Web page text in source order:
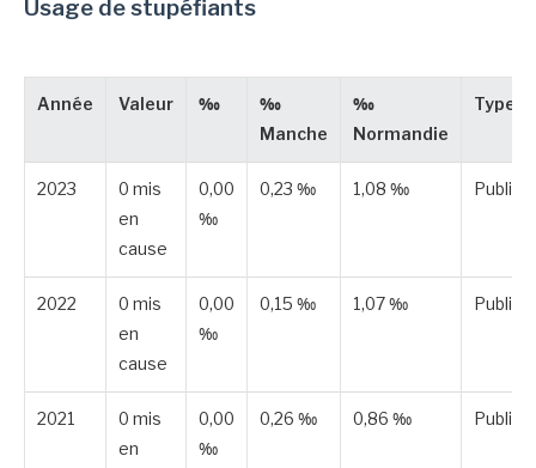
Usage de stupéfiants
Année Valeur ‰
‰
Manche
‰
Normandie
Type
2023
0 mis
en
cause
0,00
‰
0,23 ‰ 1,08 ‰ Publiée
2022
0 mis
en
cause
0,00
‰
0,15 ‰ 1,07 ‰ Publiée
2021
0 mis
en
0,00
‰
0,26 ‰ 0,86 ‰ Publiée